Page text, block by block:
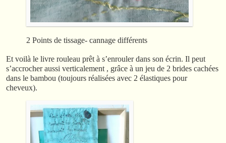
2 Points de tissage- cannage différents
Et voilà le livre rouleau prêt à s’enrouler dans son écrin. Il peut
s’accrocher aussi verticalement , grâce à un jeu de 2 brides cachées
dans le bambou (toujours réalisées avec 2 élastiques pour
cheveux).